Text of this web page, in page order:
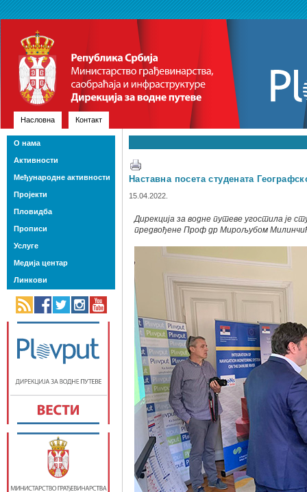
Насловна Контакт
Наставна посета студената
15.04.2022.
Дирекцијa за водне путеве угостила је
предвођене Проф др Мирољубом
О нама
Активности
Међународне активности
Пројекти
Пловидба
Прописи
Услуге
Медија центар
Линкови